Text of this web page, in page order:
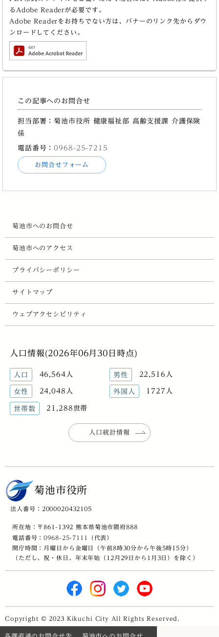
るAdobe Readerが必要です。
Adobe Readerをお持ちでない方は、バナーのリンク先からダウ
ンロードしてください。
この記事へのお問合せ
担当部署：菊池市役所 健康福祉部 高齢支援課 介護保険
係
電話番号：0968-25-7215
お問合せフォーム
菊池市へのお問合せ
菊池市へのアクセス
プライバシーポリシー
サイトマップ
ウェブアクセシビリティ
人口情報(2026年06月30日時点)
人口 46,564人 男性 22,516人
女性 24,048人 外国人 1727人
世帯数 21,288世帯
人口統計情報
菊池市役所
法人番号：2000020432105
所在地：〒861-1392 熊本県菊池市隈府888
電話番号：0968-25-7111
（代表）
開庁時間：月曜日から金曜日（午前8時30分から午後5時15分）
（ただし、祝・休日、年末年始（12月29日から1月3日）を除く）
Copyright © 2023 Kikuchi City All Rights Reserved.